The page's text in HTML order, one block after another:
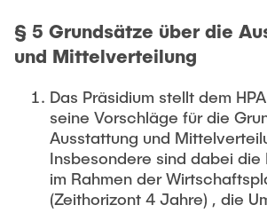
§ 5 Grundsätze über die
und Mittelverteilung
Das Präsidium stellt dem
seine Vorschläge für die
Ausstattung und
Insbesondere sind dabei die
im Rahmen der
(Zeithorizont 4 Jahre) , die